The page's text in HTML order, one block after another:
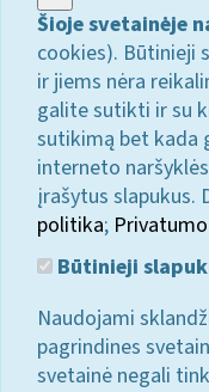
Šioje svetainėje
cookies). Būtinieji
ir jiems nėra
galite sutikti ir su
sutikimą bet kada
interneto
įrašytus slapukus.
politika;
Būtinieji
Naudojami
pagrindines
svetainė negali